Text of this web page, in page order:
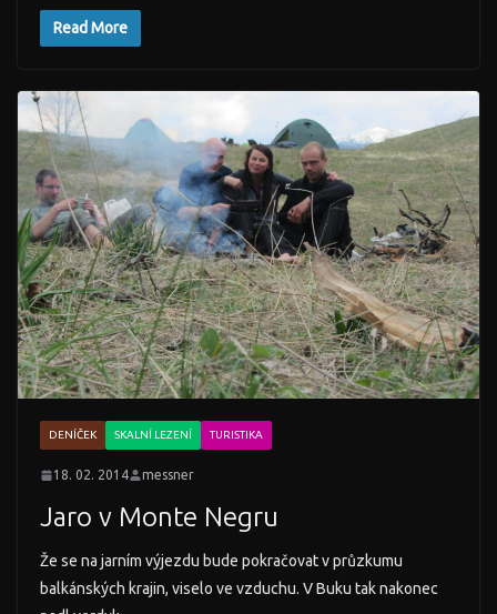
Read More
DENÍČEK SKALNÍ LEZENÍ TURISTIKA
18. 02. 2014 messner
Jaro v Monte Negru
Že se na jarním výjezdu bude pokračovat v průzkumu
balkánských krajin, viselo ve vzduchu. V Buku tak nakonec